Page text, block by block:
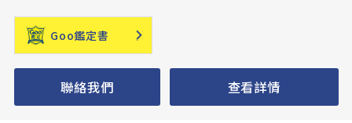
Goo鑑定書
聯絡我們 查看詳情